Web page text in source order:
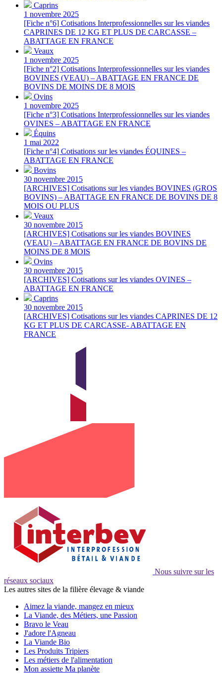
Caprins
1 novembre 2025
[Fiche n°6] Cotisations Interprofessionnelles sur les viandes
CAPRINES DE 12 KG ET PLUS DE CARCASSE –
ABATTAGE EN FRANCE
Veaux
1 novembre 2025
[Fiche n°2] Cotisations Interprofessionnelles sur les viandes
BOVINES (VEAU) – ABATTAGE EN FRANCE DE
BOVINS DE MOINS DE 8 MOIS
Ovins
1 novembre 2025
[Fiche n°3] Cotisations Interprofessionnelles sur les viandes
OVINES – ABATTAGE EN FRANCE
Équins
1 mai 2022
[Fiche n°4] Cotisations sur les viandes ÉQUINES –
ABATTAGE EN FRANCE
Bovins
30 novembre 2015
[ARCHIVES] Cotisations sur les viandes BOVINES (GROS
BOVINS) – ABATTAGE EN FRANCE DE BOVINS DE 8
MOIS OU PLUS
Veaux
30 novembre 2015
[ARCHIVES] Cotisations sur les viandes BOVINES
(VEAU) – ABATTAGE EN FRANCE DE BOVINS DE
MOINS DE 8 MOIS
Ovins
30 novembre 2015
[ARCHIVES] Cotisations sur les viandes OVINES –
ABATTAGE EN FRANCE
Caprins
30 novembre 2015
[ARCHIVES] Cotisations sur les viandes CAPRINES DE 12
KG ET PLUS DE CARCASSE- ABATTAGE EN
FRANCE
Nous suivre sur les
réseaux sociaux
Les autres sites de la filière élevage & viande
Aimez la viande, mangez en mieux
La Viande, des Métiers, une Passion
Bravo le Veau
J'adore l'Agneau
La Viande Bio
Les Produits Tripiers
Les métiers de l'alimentation
Mon assiette Ma planète